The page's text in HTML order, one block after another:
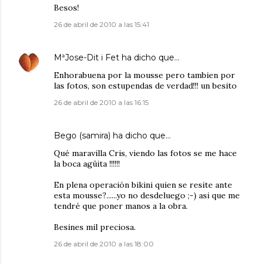
Besos!
26 de abril de 2010 a las 15:41
MªJose-Dit i Fet ha dicho que…
Enhorabuena por la mousse pero tambien por
las fotos, son estupendas de verdad!!! un besito
26 de abril de 2010 a las 16:15
Bego (samira) ha dicho que…
Qué maravilla Cris, viendo las fotos se me hace
la boca agüita !!!!!!
En plena operación bikini quien se resite ante
esta mousse?......yo no desdeluego ;-) asi que me
tendré que poner manos a la obra.
Besines mil preciosa.
26 de abril de 2010 a las 18:00